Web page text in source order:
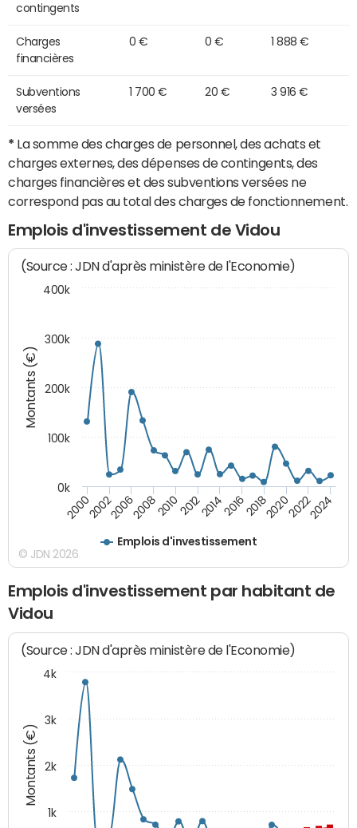
contingents
Charges
financières
0 € 0 € 1 888 €
Subventions
versées
1 700 € 20 € 3 916 €
* La somme des charges de personnel, des achats et
charges externes, des dépenses de contingents, des
charges financières et des subventions versées ne
correspond pas au total des charges de fonctionnement.
Emplois d'investissement de Vidou
Montants (€)
(Source : JDN d'après ministère de l'Economie)
Emplois d'investissement
200020022006200820102012201420162018202020222024
0k
100k
200k
300k
400k
© JDN 2026
Emplois d'investissement par habitant de
Vidou
Montants (€)
(Source : JDN d'après ministère de l'Economie)
1k
2k
3k
4k